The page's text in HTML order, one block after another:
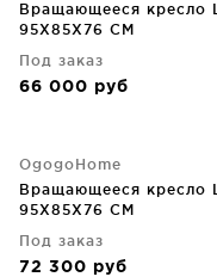
Вращающееся кресло
95X85X76 CM
Под заказ
66 000 руб
OgogoHome
Вращающееся кресло
95X85X76 CM
Под заказ
72 300 руб